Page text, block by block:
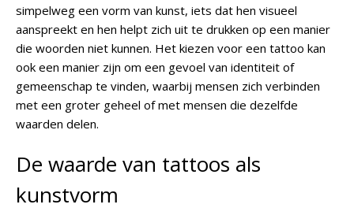
simpelweg een vorm van kunst, iets dat hen visueel
aanspreekt en hen helpt zich uit te drukken op een manier
die woorden niet kunnen. Het kiezen voor een tattoo kan
ook een manier zijn om een gevoel van identiteit of
gemeenschap te vinden, waarbij mensen zich verbinden
met een groter geheel of met mensen die dezelfde
waarden delen.
De waarde van tattoos als
kunstvorm